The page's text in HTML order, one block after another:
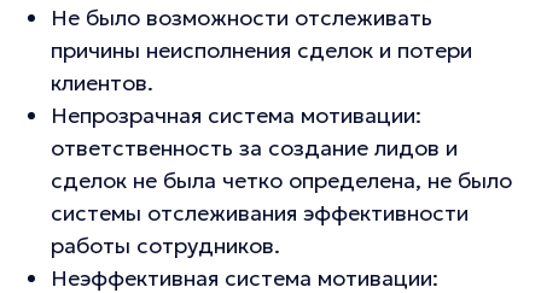
Не было возможности отслеживать
причины неисполнения сделок и потери
клиентов.
Непрозрачная система мотивации:
ответственность за создание лидов и
сделок не была четко определена, не было
системы отслеживания эффективности
работы сотрудников.
Неэффективная система мотивации: